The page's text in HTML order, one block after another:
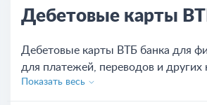
Дебетовые карты
Дебетовые карты ВТБ банка для
для платежей, переводов и других
Актуальные условия обслуживания
Показать весь